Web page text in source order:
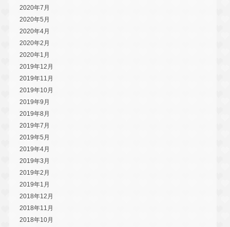
2020年7月
2020年5月
2020年4月
2020年2月
2020年1月
2019年12月
2019年11月
2019年10月
2019年9月
2019年8月
2019年7月
2019年5月
2019年4月
2019年3月
2019年2月
2019年1月
2018年12月
2018年11月
2018年10月